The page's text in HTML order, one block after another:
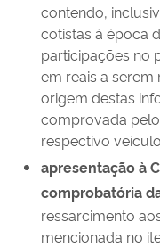
contendo,
cotistas à época
participações no
em reais a
origem destas
comprovada
respectivo
apresentação à
comprobatória
ressarcimento
mencionada no